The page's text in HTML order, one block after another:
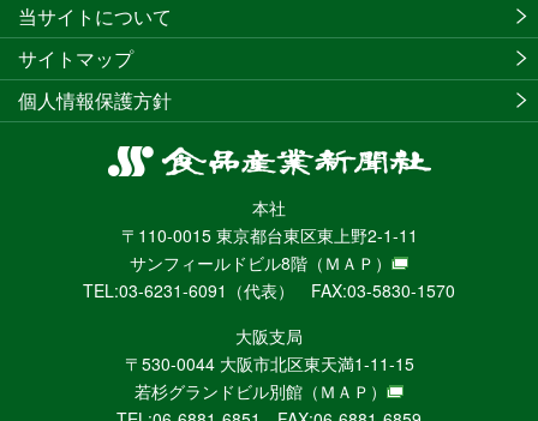
食
産
業
新
聞
社
ニ
ュ
本社
〒110-0015 東京都台東区東上野2-1-11
サンフィールドビル8階 （ＭＡＰ）
TEL:03-6231-6091（代表） FAX:03-5830-1570
大阪支局
〒530-0044 大阪市北区東天満1-11-15
若杉グランドビル別館 （ＭＡＰ）
当サイトについて
サイトマップ
個人情報保護方針